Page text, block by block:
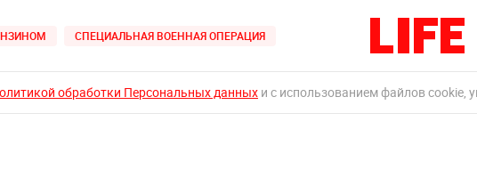
СПЕЦИАЛЬНАЯ ВОЕННАЯ ОПЕРАЦИЯ
обработки Персональных данных и с использованием файлов cookie,